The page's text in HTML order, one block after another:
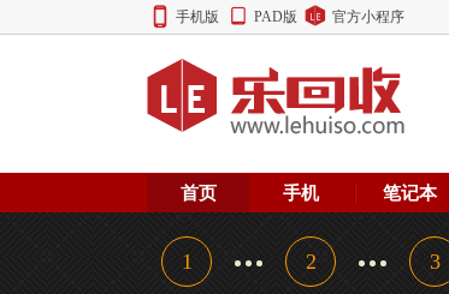
手机版 PAD版 官方小程序
首页 手机 笔记本
1 2 3